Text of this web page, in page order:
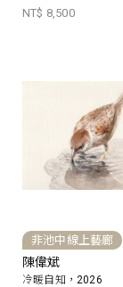
NT$ 8,500
非池中線上藝廊
陳偉斌
冷暖自知，2026